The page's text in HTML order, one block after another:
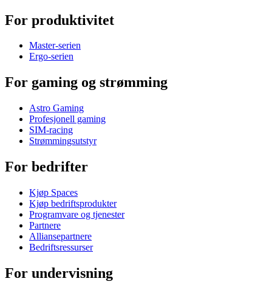
For produktivitet
Master-serien
Ergo-serien
For gaming og strømming
Astro Gaming
Profesjonell gaming
SIM-racing
Strømmingsutstyr
For bedrifter
Kjøp Spaces
Kjøp bedriftsprodukter
Programvare og tjenester
Partnere
Alliansepartnere
Bedriftsressurser
For undervisning